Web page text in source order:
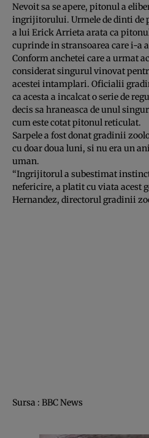
Nevoit sa se apere, pitonul a
ingrijitorului. Urmele de dinti de
a lui Erick Arrieta arata ca
cuprinde in stransoarea care i-a
Conform anchetei care a urmat
considerat singurul vinovat
acestei intamplari. Oficialii
ca acesta a incalcat o serie de
decis sa hraneasca de unul
cum este cotat pitonul reticulat.
Sarpele a fost donat gradinii
cu doar doua luni, si nu era un
uman.
“Ingrijitorul a subestimat
nefericire, a platit cu viata acest
Hernandez, directorul gradinii
Sursa : BBC News